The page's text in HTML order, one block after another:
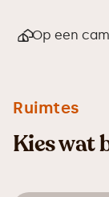
Op een
Ruimtes
Kies wat